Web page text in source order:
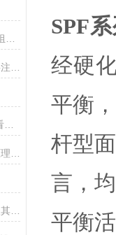
智能挡轮液压站的工作原理，快来看看吧
SPF
经硬
平衡
杆型
言，
平衡